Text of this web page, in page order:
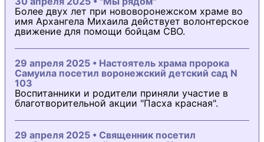
Более двух лет при нововоронежском храме во
имя Архангела Михаила действует волонтерское
движение для помощи бойцам СВО.
29 апреля 2025 • Настоятель храма пророка
Самуила посетил воронежский детский сад N
103
Воспитанники и родители приняли участие в
благотворительной акции "Пасха красная".
29 апреля 2025 • Священник посетил